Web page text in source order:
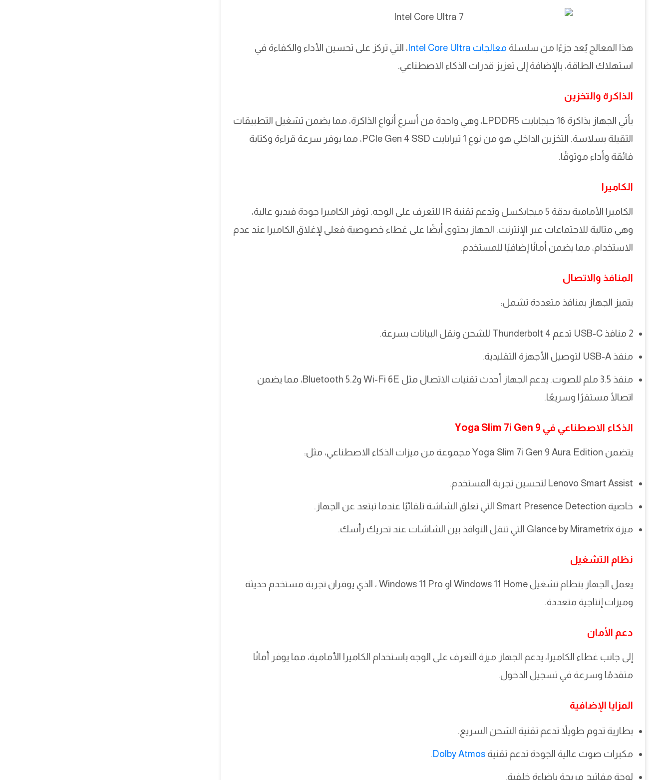
هذا المعالج يُعد جزءًا من سلسلة معالجات Intel Core Ultra
، التي تركز على تحسين الأداء والكفاءة في
استهلاك الطاقة، بالإضافة إلى تعزيز قدرات الذكاء الاصطناعي.
الذاكرة والتخزين
يأتي الجهاز بذاكرة 16 جيجابايت LPDDR5، وهي واحدة من أسرع أنواع الذاكرة، مما يضمن تشغيل التطبيقات
الثقيلة بسلاسة. التخزين الداخلي هو من نوع 1 تيرابايت PCIe Gen 4 SSD، مما يوفر سرعة قراءة وكتابة
فائقة وأداء موثوقًا.
الكاميرا
الكاميرا الأمامية بدقة 5 ميجابكسل وتدعم تقنية IR للتعرف على الوجه. توفر الكاميرا جودة فيديو عالية،
وهي مثالية للاجتماعات عبر الإنترنت. الجهاز يحتوي أيضًا على غطاء خصوصية فعلي لإغلاق الكاميرا عند عدم
الاستخدام، مما يضمن أمانًا إضافيًا للمستخدم.
المنافذ والاتصال
يتميز الجهاز بمنافذ متعددة تشمل:
2 منافذ USB-C تدعم Thunderbolt 4 للشحن ونقل البيانات بسرعة.
منفذ USB-A لتوصيل الأجهزة التقليدية.
منفذ 3.5 ملم للصوت. يدعم الجهاز أحدث تقنيات الاتصال مثل Wi-Fi 6E وBluetooth 5.2، مما يضمن
اتصالًا مستقرًا وسريعًا.
الذكاء الاصطناعي في Yoga Slim 7i Gen 9
يتضمن Yoga Slim 7i Gen 9 Aura Edition مجموعة من ميزات الذكاء الاصطناعي، مثل:
Lenovo Smart Assist لتحسين تجربة المستخدم.
خاصية Smart Presence Detection التي تغلق الشاشة تلقائيًا عندما تبتعد عن الجهاز.
ميزة Glance by Mirametrix التي تنقل النوافذ بين الشاشات عند تحريك رأسك.
نظام التشغيل
يعمل الجهاز بنظام تشغيل Windows 11 Home او Windows 11 Pro ، الذي يوفران تجربة مستخدم حديثة
وميزات إنتاجية متعددة.
دعم الأمان
إلى جانب غطاء الكاميرا، يدعم الجهاز ميزة التعرف على الوجه باستخدام الكاميرا الأمامية، مما يوفر أمانًا
متقدمًا وسرعة في تسجيل الدخول.
المزايا الإضافية
بطارية تدوم طويلاً تدعم تقنية الشحن السريع.
مكبرات صوت عالية الجودة تدعم تقنية Dolby Atmos
.
لوحة مفاتيح مريحة بإضاءة خلفية.